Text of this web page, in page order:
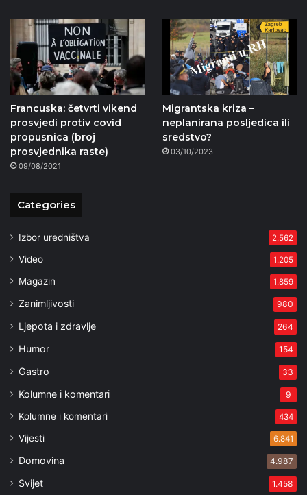
Francuska: četvrti vikend
prosvjedi protiv covid
propusnica (broj
prosvjednika raste)
09/08/2021
Migrantska kriza –
neplanirana posljedica ili
sredstvo?
03/10/2023
Categories
Izbor uredništva 2.562
Video 1.205
Magazin 1.859
Zanimljivosti 980
Ljepota i zdravlje 264
Humor 154
Gastro 33
Kolumne i komentari 9
Kolumne i komentari 434
Vijesti 6.841
Domovina 4.987
Svijet 1.458